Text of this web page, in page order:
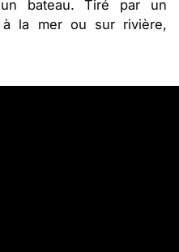
bateau. Tiré par un
à la mer ou sur rivière,